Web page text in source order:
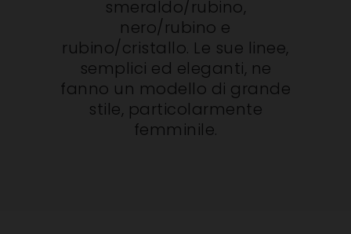
smeraldo/rubino,
nero/rubino e
rubino/cristallo. Le sue linee,
semplici ed eleganti, ne
fanno un modello di grande
stile, particolarmente
femminile.